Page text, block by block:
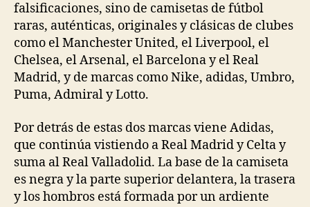
falsificaciones, sino de camisetas de fútbol
raras, auténticas, originales y clásicas de clubes
como el Manchester United, el Liverpool, el
Chelsea, el Arsenal, el Barcelona y el Real
Madrid, y de marcas como Nike, adidas, Umbro,
Puma, Admiral y Lotto.
Por detrás de estas dos marcas viene Adidas,
que continúa vistiendo a Real Madrid y Celta y
suma al Real Valladolid. La base de la camiseta
es negra y la parte superior delantera, la trasera
y los hombros está formada por un ardiente